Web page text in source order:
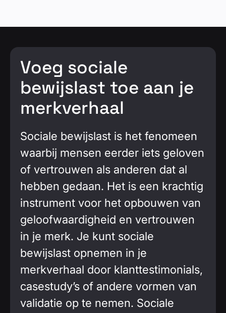
Voeg sociale
bewijslast toe aan je
merkverhaal
Sociale bewijslast is het fenomeen
waarbij mensen eerder iets geloven
of vertrouwen als anderen dat al
hebben gedaan. Het is een krachtig
instrument voor het opbouwen van
geloofwaardigheid en vertrouwen
in je merk. Je kunt sociale
bewijslast opnemen in je
merkverhaal door klanttestimonials,
casestudy’s of andere vormen van
validatie op te nemen. Sociale